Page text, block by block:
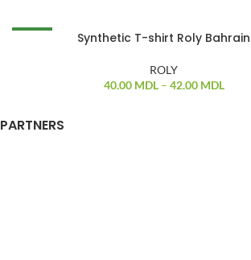
Synthetic T-shirt Roly Bahrain
ROLY
40.00 MDL– 42.00 MDL
PARTNERS